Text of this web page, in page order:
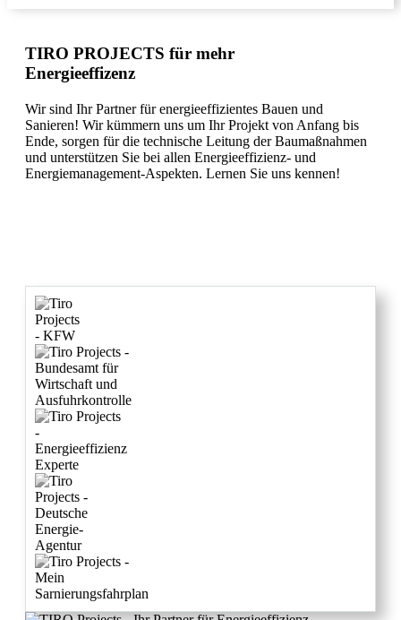
TIRO PROJECTS für mehr
Energieeffizenz
Wir sind Ihr Partner für energieeffizientes Bauen und
Sanieren! Wir kümmern uns um Ihr Projekt von Anfang bis
Ende, sorgen für die technische Leitung der Baumaßnahmen
und unterstützen Sie bei allen Energieeffizienz- und
Energiemanagement-Aspekten. Lernen Sie uns kennen!